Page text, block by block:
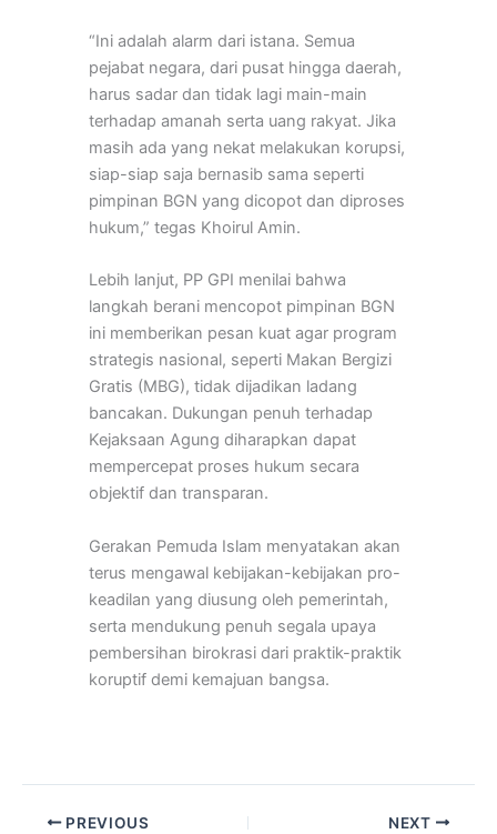
“Ini adalah alarm dari istana. Semua
pejabat negara, dari pusat hingga daerah,
harus sadar dan tidak lagi main-main
terhadap amanah serta uang rakyat. Jika
masih ada yang nekat melakukan korupsi,
siap-siap saja bernasib sama seperti
pimpinan BGN yang dicopot dan diproses
hukum,” tegas Khoirul Amin.
Lebih lanjut, PP GPI menilai bahwa
langkah berani mencopot pimpinan BGN
ini memberikan pesan kuat agar program
strategis nasional, seperti Makan Bergizi
Gratis (MBG), tidak dijadikan ladang
bancakan. Dukungan penuh terhadap
Kejaksaan Agung diharapkan dapat
mempercepat proses hukum secara
objektif dan transparan.
Gerakan Pemuda Islam menyatakan akan
terus mengawal kebijakan-kebijakan pro-
keadilan yang diusung oleh pemerintah,
serta mendukung penuh segala upaya
pembersihan birokrasi dari praktik-praktik
koruptif demi kemajuan bangsa.
PREVIOUS NEXT